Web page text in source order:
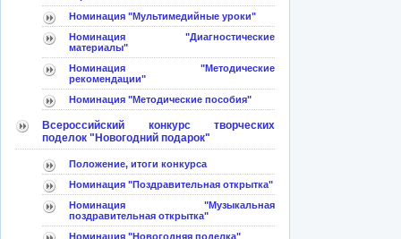
Номинация "Мультимедийные уроки"
Номинация "Диагностические
материалы"
Номинация "Методические
рекомендации"
Номинация "Методические пособия"
Всероссийский конкурс творческих
поделок "Новогодний подарок"
Положение, итоги конкурса
Номинация "Поздравительная открытка"
Номинация "Музыкальная
поздравительная открытка"
Номинация "Новогодняя поделка"